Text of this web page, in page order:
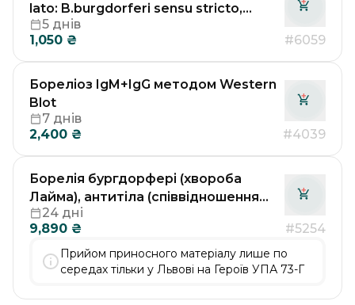
lato: B.burgdorferi sensu stricto,
B.afzelii, B.garinii), якісне визначення
методом ПЛР (кліщ)
5 днів
1,050 ₴ #6059
Бореліоз IgM+IgG методом Western
Blot
7 днів
2,400 ₴ #4039
Борелія бургдорфері (хвороба
Лайма), антитіла (співвідношення
ліквор/сироватка) / Borrelia
burgdorferi (виконується в
лабораторії Др. Рьодгера у
Німеччині)
24 дні
9,890 ₴ #5254
Прийом приносного матеріалу лише по
середах тільки у Львові на Героїв УПА 73-Г